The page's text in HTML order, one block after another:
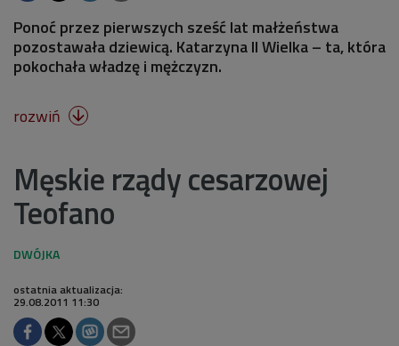
Ponoć przez pierwszych sześć lat małżeństwa
pozostawała dziewicą. Katarzyna II Wielka – ta, która
pokochała władzę i mężczyzn.
rozwiń 
Męskie rządy cesarzowej
Teofano
ostatnia aktualizacja:
29.08.2011 11:30